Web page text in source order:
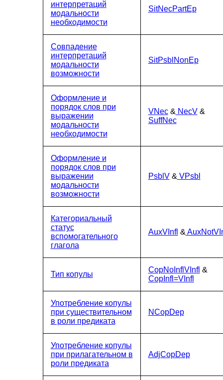
интерпретаций
модальности
необходимости
SitNecPartEp
Совпадение
интерпретаций
модальности
возможности
SitPsblNonEp
Оформление и
порядок слов при
выражении
модальности
необходимости
VNec & NecV &
SuffNec
Оформление и
порядок слов при
выражении
модальности
возможности
PsblV & VPsbl
Категориальный
статус
вспомогательного
глагола
AuxVInfl &
Тип копулы
CopNoInflVInfl &
CopInfl=VInfl
Употребление копулы
при существительном
в роли предиката
NCopDep
Употребление копулы
при прилагательном в
роли предиката
AdjCopDep